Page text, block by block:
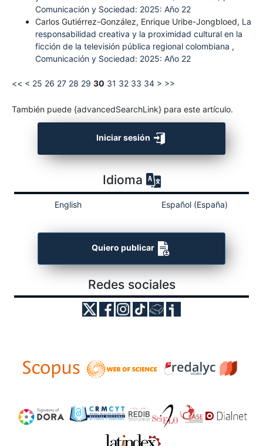
Comunicación y Sociedad: 2025: Año 22
Carlos Gutiérrez-González, Enrique Uribe-Jongbloed, La
responsabilidad creativa y la proximidad cultural en la
ficción de la televisión pública regional colombiana ,
Comunicación y Sociedad: 2025: Año 22
<< < 25 26 27 28 29 30 31 32 33 34 > >>
También puede {advancedSearchLink} para este artículo.
Iniciar sesión
Idioma
English Español (España)
Quiero publicar
Redes sociales